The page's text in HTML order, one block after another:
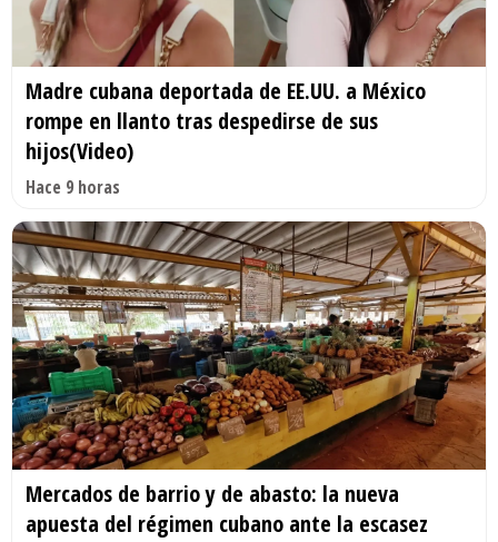
Madre cubana deportada de EE.UU. a México
rompe en llanto tras despedirse de sus
hijos(Video)
Hace 9 horas
Mercados de barrio y de abasto: la nueva
apuesta del régimen cubano ante la escasez